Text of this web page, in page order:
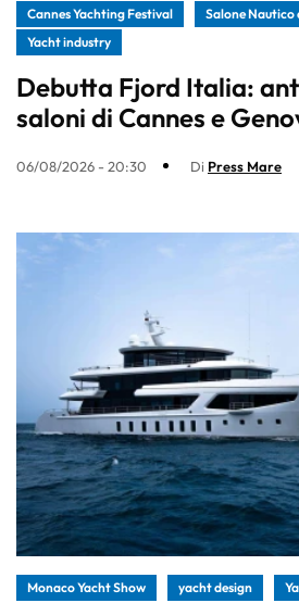
Cannes Yachting Festival
Salone Nautico
Yacht industry
Debutta Fjord Italia:
saloni di Cannes e
06/08/2026 - 20:30 Di Press Mare
Monaco Yacht Show yacht design